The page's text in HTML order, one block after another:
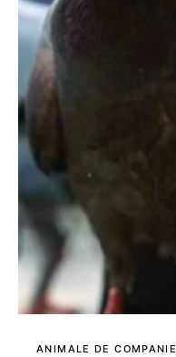
ANIMALE DE COMPANIE